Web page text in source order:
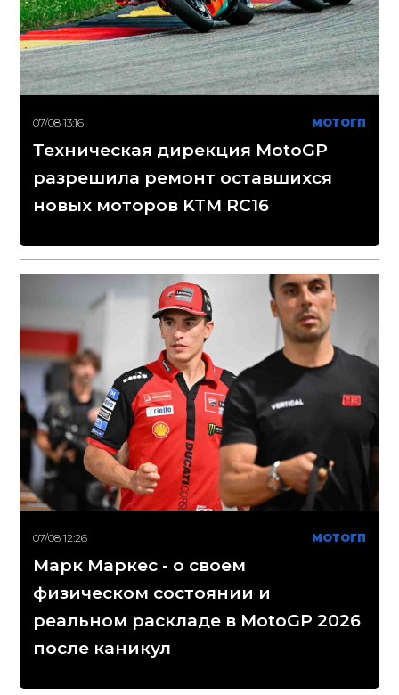
07/08 13:16 МОТОГП
Техническая дирекция MotoGP
разрешила ремонт оставшихся
новых моторов KTM RC16
07/08 12:26 МОТОГП
Марк Маркес - о своем
физическом состоянии и
реальном раскладе в MotoGP 2026
после каникул